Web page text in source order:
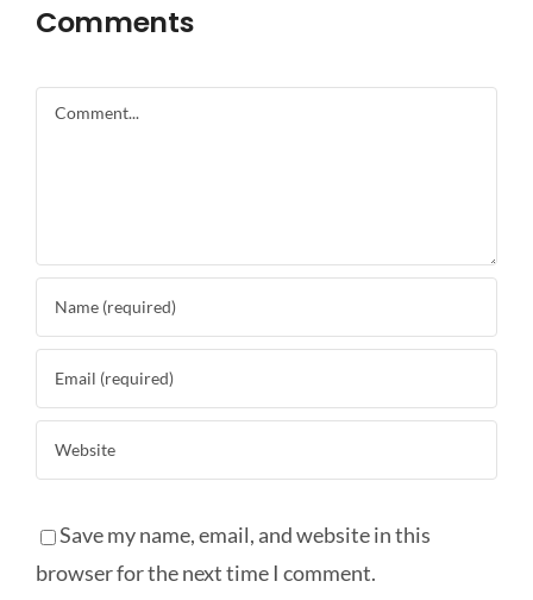
Comments
Comment
Save my name, email, and website in this
browser for the next time I comment.